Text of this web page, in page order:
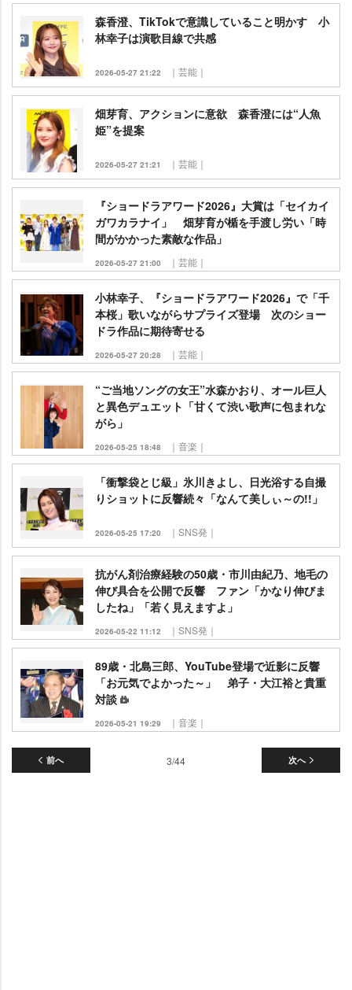
森香澄、TikTokで意識していること明かす 小
林幸子は演歌目線で共感
2026-05-27 21:22 ｜芸能｜
畑芽育、アクションに意欲 森香澄には“人魚
姫”を提案
2026-05-27 21:21 ｜芸能｜
『ショードラアワード2026』大賞は「セイカイ
ガワカラナイ」 畑芽育が楯を手渡し労い「時
間がかかった素敵な作品」
2026-05-27 21:00 ｜芸能｜
小林幸子、『ショードラアワード2026』で「千
本桜」歌いながらサプライズ登場 次のショー
ドラ作品に期待寄せる
2026-05-27 20:28 ｜芸能｜
“ご当地ソングの女王”水森かおり、オール巨人
と異色デュエット「甘くて渋い歌声に包まれな
がら」
2026-05-25 18:48 ｜音楽｜
「衝撃袋とじ級」氷川きよし、日光浴する自撮
りショットに反響続々「なんて美しぃ～の!!」
2026-05-25 17:20 ｜SNS発｜
抗がん剤治療経験の50歳・市川由紀乃、地毛の
伸び具合を公開で反響 ファン「かなり伸びま
したね」「若く見えますよ」
2026-05-22 11:12 ｜SNS発｜
89歳・北島三郎、YouTube登場で近影に反響
「お元気でよかった～」 弟子・大江裕と貴重
対談
2026-05-21 19:29 ｜音楽｜
前へ 次へ
3/44